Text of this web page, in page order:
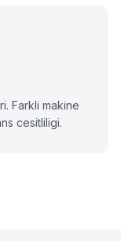
Farkli makine
cesitliligi.